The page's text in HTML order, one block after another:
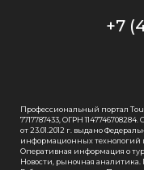
+7
Профессиональный портал
7717787433, ОГРН
от 23.01.2012 г. выдано
информационных технологий
Оперативная информация о
Новости, рыночная